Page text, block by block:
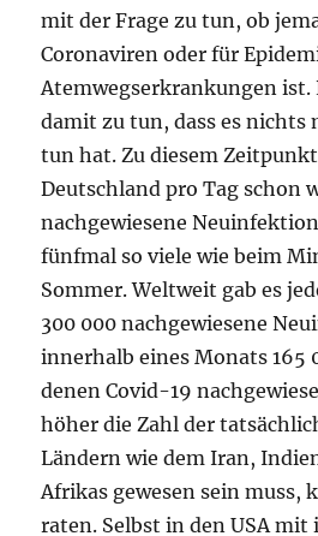
mit der Frage zu tun, ob
Coronaviren oder für
Atemwegserkrankungen ist.
damit zu tun, dass es nichts
tun hat. Zu diesem Zeitpunkt
Deutschland pro Tag schon
nachgewiesene
fünfmal so viele wie beim
Sommer. Weltweit gab es
300 000 nachgewiesene
innerhalb eines Monats 165
denen Covid-19
höher die Zahl der
Ländern wie dem Iran,
Afrikas gewesen sein muss,
raten. Selbst in den USA mit